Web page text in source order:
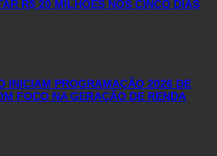
R$ 20 MILHÕES NOS CINCO DIAS
INICIAM PROGRAMAÇÃO 2026 DE
FOCO NA GERAÇÃO DE RENDA